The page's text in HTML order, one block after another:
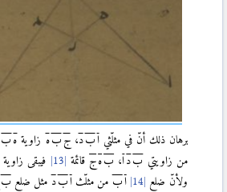
برهان ذلك أنّ في مثلّثيا ب د،ج ب ه زاوية ه ب
من زاويتي بدا، بهج قائمة فيبقى زاوية
ولأنّ ضلع
ا ب من مثلّثا ب د مثل ضلع ب